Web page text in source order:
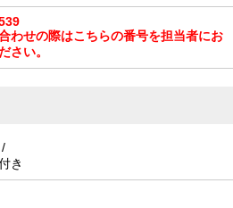
わせの際はこちらの番号を担当者にお
さい。
/
き